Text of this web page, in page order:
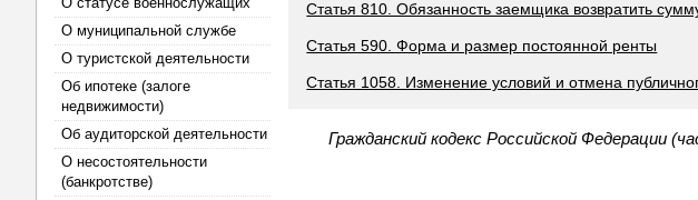
О муниципальной службе
О туристской деятельности
Об ипотеке (залоге
недвижимости)
Об аудиторской деятельности
О несостоятельности
(банкротстве)
Статья 810. Обязанность заемщика возвратить
Статья 590. Форма и размер постоянной ренты
Статья 1058. Изменение условий и отмена
Гражданский кодекс Российской Федерации